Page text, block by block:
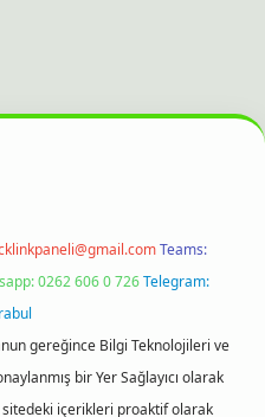
Teams:
0262 606 0 726Telegram:
gereğince Bilgi Teknolojileri ve
bir Yer Sağlayıcı olarak
içerikleri proaktif olarak